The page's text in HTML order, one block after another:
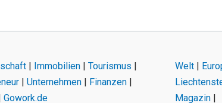
Immobilien Tourismus
Unternehmen Finanzen
Gowork.de
Welt|
Magazin|